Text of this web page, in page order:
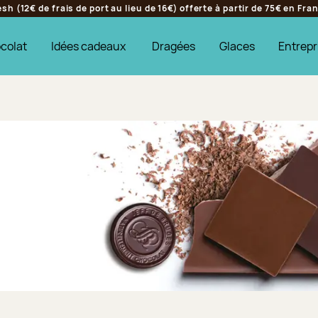
(12€ de frais de port au lieu de 16€) offerte à partir de 75€ en
Idées cadeaux Dragées Glaces